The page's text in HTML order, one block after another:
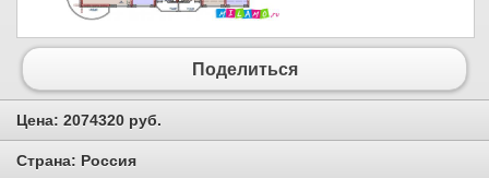
Поделиться
Цена: 2074320 руб.
Страна: Россия